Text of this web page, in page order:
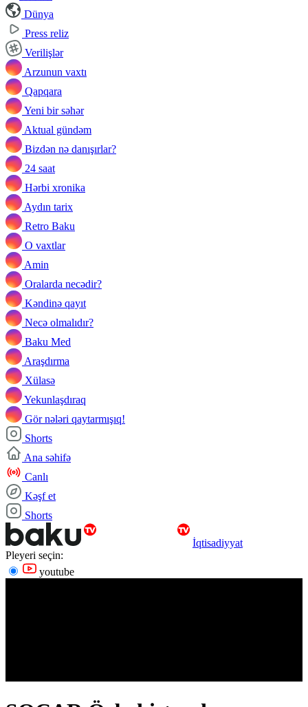
Dünya
Press reliz
Verilişlər
Arzunun vaxtı
Qapqara
Yeni bir səhər
Aktual gündəm
Bizdən nə danışırlar?
24 saat
Hərbi xronika
Aydın tarix
Retro Baku
O vaxtlar
Amin
Oralarda necədir?
Kəndinə qayıt
Necə olmalıdır?
Baku Med
Araşdırma
Xülasə
Yekunlaşdıraq
Gör nələri qaytarmışıq!
Shorts
Ana səhifə
Canlı
Kəşf et
Shorts
İqtisadiyyat
Pleyeri seçin:
youtube